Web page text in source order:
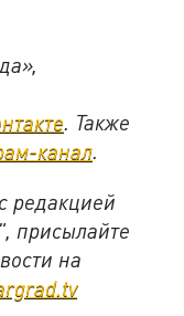
. Также
канал.
редакцией
присылайте
на